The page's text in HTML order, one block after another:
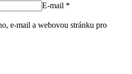
E-mail *
e-mail a webovou stránku pro